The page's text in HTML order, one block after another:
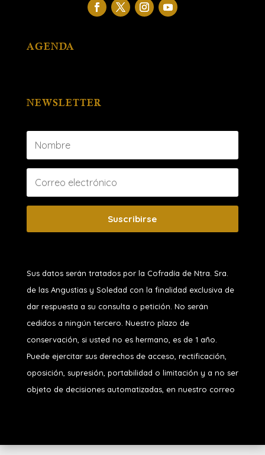
AGENDA
NEWSLETTER
Suscribirse
Sus datos serán tratados por la Cofradía de Ntra. Sra.
de las Angustias y Soledad con la finalidad exclusiva de
dar respuesta a su consulta o petición. No serán
cedidos a ningún tercero. Nuestro plazo de
conservación, si usted no es hermano, es de 1 año.
Puede ejercitar sus derechos de acceso, rectificación,
oposición, supresión, portabilidad o limitación y a no ser
objeto de decisiones automatizadas, en nuestro correo